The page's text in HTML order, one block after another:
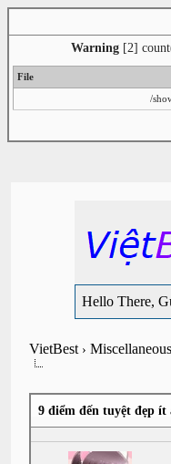
Warning[2]
File
/
Hello There,
VietBest›Miscellaneous
9 điểm đến tuyệt đẹp